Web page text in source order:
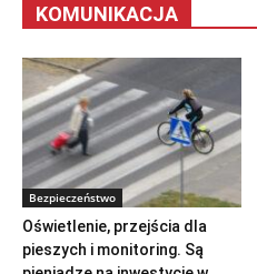
KOMUNIKACJA
Bezpieczeństwo
Oświetlenie, przejścia dla
pieszych i monitoring. Są